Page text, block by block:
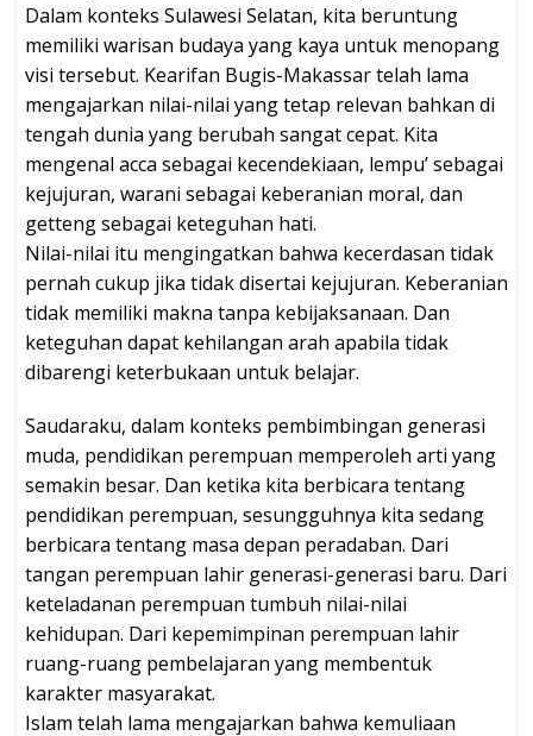
Dalam konteks Sulawesi Selatan, kita beruntung
memiliki warisan budaya yang kaya untuk menopang
visi tersebut. Kearifan Bugis-Makassar telah lama
mengajarkan nilai-nilai yang tetap relevan bahkan di
tengah dunia yang berubah sangat cepat. Kita
mengenal acca sebagai kecendekiaan, lempu’ sebagai
kejujuran, warani sebagai keberanian moral, dan
getteng sebagai keteguhan hati.
Nilai-nilai itu mengingatkan bahwa kecerdasan tidak
pernah cukup jika tidak disertai kejujuran. Keberanian
tidak memiliki makna tanpa kebijaksanaan. Dan
keteguhan dapat kehilangan arah apabila tidak
dibarengi keterbukaan untuk belajar.
Saudaraku, dalam konteks pembimbingan generasi
muda, pendidikan perempuan memperoleh arti yang
semakin besar. Dan ketika kita berbicara tentang
pendidikan perempuan, sesungguhnya kita sedang
berbicara tentang masa depan peradaban. Dari
tangan perempuan lahir generasi-generasi baru. Dari
keteladanan perempuan tumbuh nilai-nilai
kehidupan. Dari kepemimpinan perempuan lahir
ruang-ruang pembelajaran yang membentuk
karakter masyarakat.
Islam telah lama mengajarkan bahwa kemuliaan